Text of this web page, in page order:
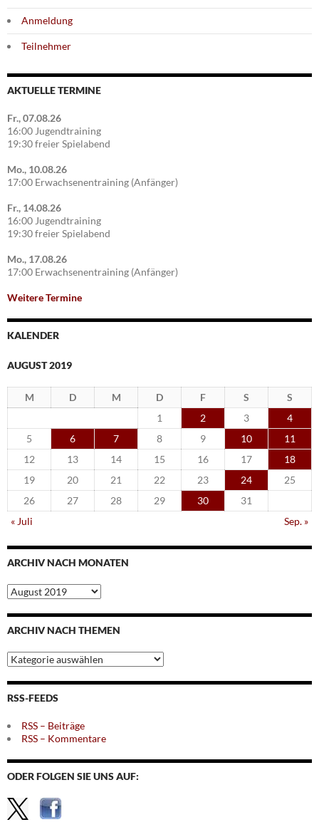
Anmeldung
Teilnehmer
AKTUELLE TERMINE
Fr., 07.08.26
16:00 Jugendtraining
19:30 freier Spielabend
Mo., 10.08.26
17:00 Erwachsenentraining (Anfänger)
Fr., 14.08.26
16:00 Jugendtraining
19:30 freier Spielabend
Mo., 17.08.26
17:00 Erwachsenentraining (Anfänger)
Weitere Termine
KALENDER
AUGUST 2019
M D M D F S
S
1
2 3
4
5
6 7 8 9 10
11
12
13 14 15 16 17
18
19
20 21 22 23 24
25
26
27 28 29 30
31
« Juli
Sep. »
ARCHIV NACH MONATEN
Archiv
nach
Monaten
ARCHIV NACH THEMEN
Archiv
nach
Themen
RSS-FEEDS
RSS – Beiträge
RSS – Kommentare
ODER FOLGEN SIE UNS AUF: